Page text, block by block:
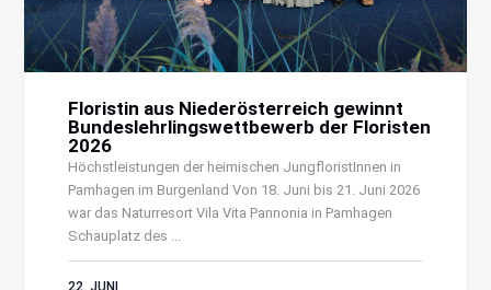
Floristin aus Niederösterreich gewinnt
Bundeslehrlingswettbewerb der Floristen
2026
Höchstleistungen der heimischen JungfloristInnen in
Pamhagen im Burgenland Von 18. Juni bis 21. Juni 2026
war das Naturresort Vila Vita Pannonia in Pamhagen
Schauplatz des ...